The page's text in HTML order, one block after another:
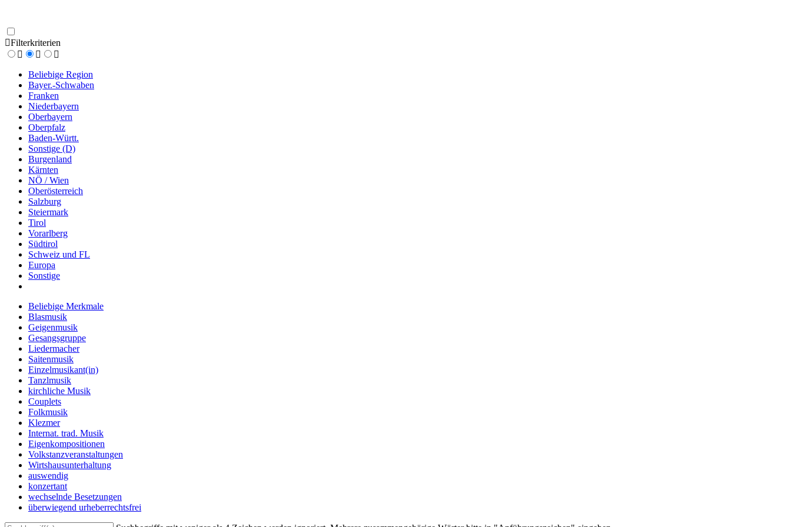
Filterkriterien
Beliebige Region
Bayer.-Schwaben
Franken
Niederbayern
Oberbayern
Oberpfalz
Baden-Württ.
Sonstige (D)
Burgenland
Kärnten
NÖ / Wien
Oberösterreich
Salzburg
Steiermark
Tirol
Vorarlberg
Südtirol
Schweiz und FL
Europa
Sonstige
Beliebige Merkmale
Blasmusik
Geigenmusik
Gesangsgruppe
Liedermacher
Saitenmusik
Einzelmusikant(in)
Tanzlmusik
kirchliche Musik
Couplets
Folkmusik
Klezmer
Internat. trad. Musik
Eigenkompositionen
Volkstanzveranstaltungen
Wirtshausunterhaltung
auswendig
konzertant
wechselnde Besetzungen
überwiegend urheberrechtsfrei